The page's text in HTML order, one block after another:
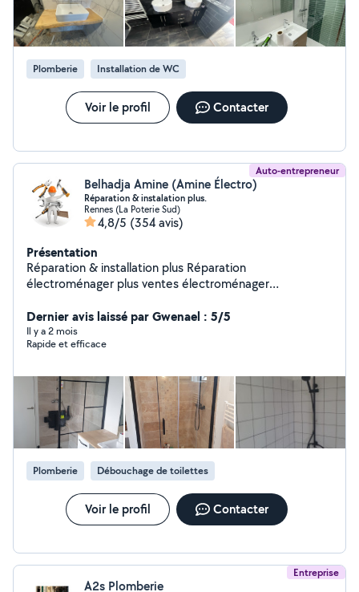
Plomberie Installation de WC
Voir le profil Contacter
Auto-entrepreneur
Belhadja Amine (Amine Électro)
Réparation & instalation plus.
Rennes (La Poterie Sud)
4,8/5 (354 avis)
Présentation
Réparation & installation plus Réparation
électroménager plus ventes électroménager
instalation Montage meuble en kit Pose cuisine
Réparation serrure Électricité Réparation et instalation
pompe à chaleur (clim) instalation télévision,tringle à
électrique N'hésite pas. Zero.six .zero. deux. vigne
.quatre. soixante .un .dix .sept.
Dernier avis laissé par Gwenael : 5/5
Il y a 2 mois
Rapide et efficace
Plomberie Débouchage de toilettes
Voir le profil Contacter
Entreprise
A2s Plomberie